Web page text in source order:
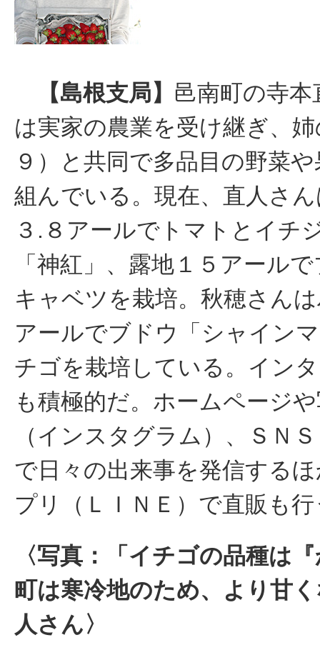
【島根支局】 邑南町の寺
は実家の農業を受け継ぎ、
９）と共同で多品目の野菜
組んでいる。現在、直人さ
３.８アールでトマトとイチ
「神紅」、露地１５アール
キャベツを栽培。秋穂さん
アールでブドウ「シャイン
チゴを栽培している。イン
も積極的だ。ホームページ
（インスタグラム）、ＳＮ
で日々の出来事を発信する
プリ（ＬＩＮＥ）で直販も
〈写真：「イチゴの品種は
町は寒冷地のため、より甘
人さん〉